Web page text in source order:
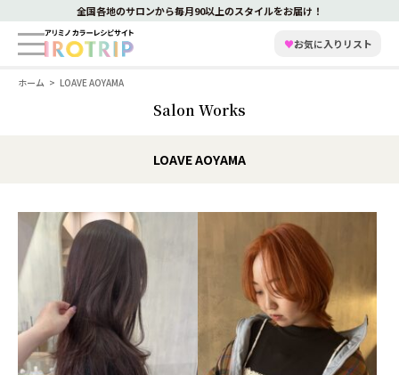
全国各地のサロンから毎月90以上のスタイルをお届け！
♥お気に入りリスト
ホーム LOAVE AOYAMA
Salon Works
LOAVE AOYAMA